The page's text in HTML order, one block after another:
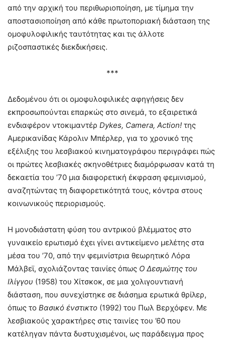
από την αρχική του περιθωριοποίηση, με τίμημα την
αποστασιοποίηση από κάθε πρωτοποριακή διάσταση της
ομοφυλοφιλικής ταυτότητας και τις άλλοτε
ριζοσπαστικές διεκδικήσεις.
***
Δεδομένου ότι οι ομοφυλοφιλικές αφηγήσεις δεν
εκπροσωπούνται επαρκώς στο σινεμά, το εξαιρετικά
ενδιαφέρον ντοκιμαντέρ Dykes, Camera, Action! της
Αμερικανίδας Κάρολιν Μπέρλερ, για το χρονικό της
εξέλιξης του λεσβιακού κινηματογράφου περιγράφει πώς
οι πρώτες λεσβιακές σκηνοθέτριες διαμόρφωσαν κατά τη
δεκαετία του ’70 μια διαφορετική έκφραση φεμινισμού,
αναζητώντας τη διαφορετικότητά τους, κόντρα στους
κοινωνικούς περιορισμούς.
Η μονοδιάστατη φύση του αντρικού βλέμματος στο
γυναικείο ερωτισμό έχει γίνει αντικείμενο μελέτης στα
μέσα του ’70, από την φεμινίστρια θεωρητικό Λόρα
Μάλβεϊ, σχολιάζοντας ταινίες όπως Ο Δεσμώτης του
Ιλίγγου (1958) του Χίτσκοκ, σε μια χολιγουντιανή
διάσταση, που συνεχίστηκε σε διάσημα ερωτικά θρίλερ,
όπως το Βασικό ένστικτο (1992) του Πωλ Βερχόφεν. Με
λεσβιακούς χαρακτήρες στις ταινίες του ’60 που
κατέληγαν πάντα δυστυχισμένοι, ως παράδειγμα προς